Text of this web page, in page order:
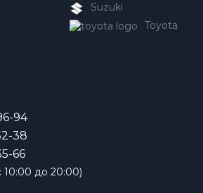
Suzuki
Toyota
94
38
66
10:00 до 20:00)